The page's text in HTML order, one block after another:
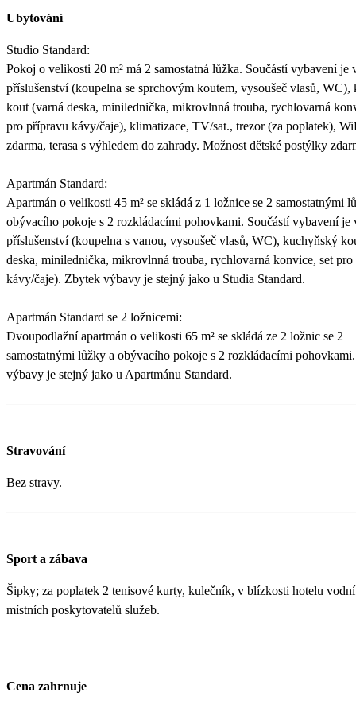
Ubytování
Studio Standard:
Pokoj o velikosti 20 m² má 2 samostatná lůžka. Součástí vybavení je
příslušenství (koupelna se sprchovým koutem, vysoušeč vlasů, WC),
kout (varná deska, minilednička, mikrovlnná trouba, rychlovarná
pro přípravu kávy/čaje), klimatizace, TV/sat., trezor (za poplatek),
zdarma, terasa s výhledem do zahrady. Možnost dětské postýlky
Apartmán Standard:
Apartmán o velikosti 45 m² se skládá z 1 ložnice se 2 samostatnými
obývacího pokoje s 2 rozkládacími pohovkami. Součástí vybavení je
příslušenství (koupelna s vanou, vysoušeč vlasů, WC), kuchyňský
deska, minilednička, mikrovlnná trouba, rychlovarná konvice, set
kávy/čaje). Zbytek výbavy je stejný jako u Studia Standard.
Apartmán Standard se 2 ložnicemi:
Dvoupodlažní apartmán o velikosti 65 m² se skládá ze 2 ložnic se 2
samostatnými lůžky a obývacího pokoje s 2 rozkládacími
výbavy je stejný jako u Apartmánu Standard.
Stravování
Bez stravy.
Sport a zábava
Šipky; za poplatek 2 tenisové kurty, kulečník, v blízkosti hotelu
místních poskytovatelů služeb.
Cena zahrnuje